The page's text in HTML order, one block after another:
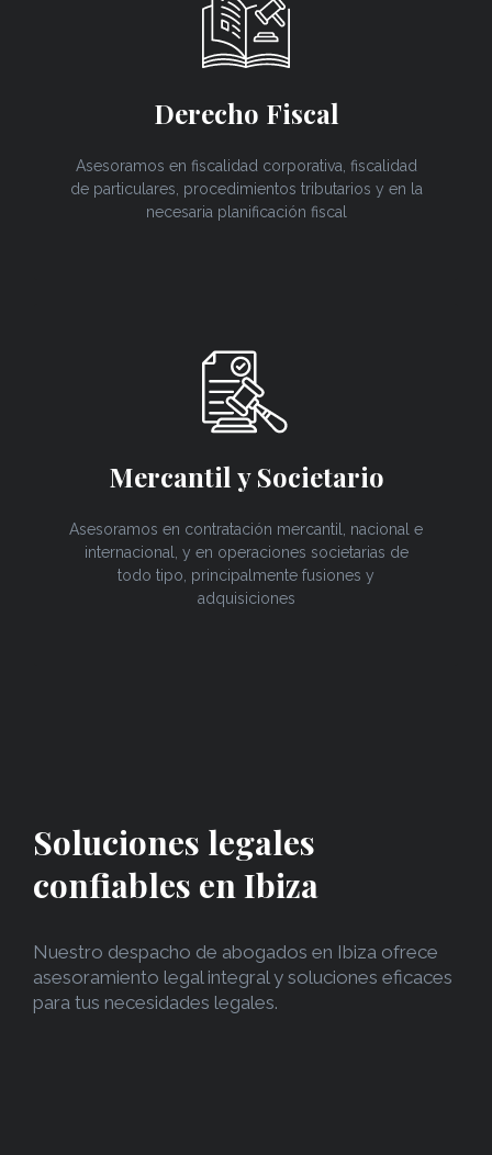
Derecho Fiscal
Asesoramos en fiscalidad corporativa, fiscalidad
de particulares, procedimientos tributarios y en la
necesaria planificación fiscal
Mercantil y Societario
Asesoramos en contratación mercantil, nacional e
internacional, y en operaciones societarias de
todo tipo, principalmente fusiones y
adquisiciones
Soluciones legales
confiables en Ibiza
Nuestro despacho de abogados en Ibiza ofrece
asesoramiento legal integral y soluciones eficaces
para tus necesidades legales.